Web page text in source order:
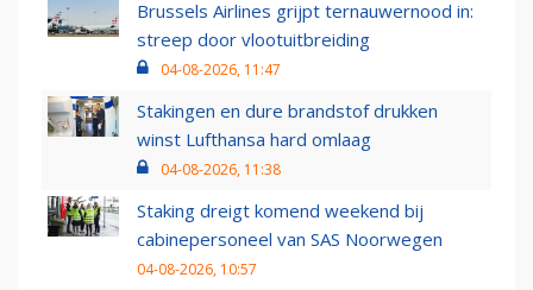
Brussels Airlines grijpt ternauwernood in:
streep door vlootuitbreiding
04-08-2026, 11:47
Stakingen en dure brandstof drukken
winst Lufthansa hard omlaag
04-08-2026, 11:38
Staking dreigt komend weekend bij
cabinepersoneel van SAS Noorwegen
04-08-2026, 10:57